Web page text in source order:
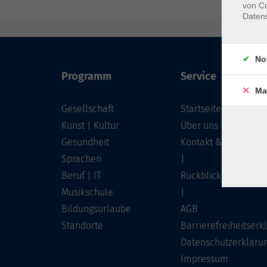
Programm
Gesellschaft
Kunst | Kultur
Gesundheit
Sprachen
Beruf | IT
Musikschule
Bildungsurlaube
Standorte
Service
Startseite
Über uns
Kontakt & Service
Rückblick
AGB
Impressum
von